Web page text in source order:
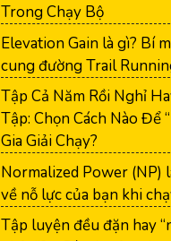
Trong Chạy Bộ
Elevation Gain là gì? Bí
cung đường Trail
Tập Cả Năm Rồi Nghỉ
Tập: Chọn Cách Nào Để
Gia Giải Chạy?
Normalized Power (NP)
về nỗ lực của bạn khi
Tập luyện đều đặn hay